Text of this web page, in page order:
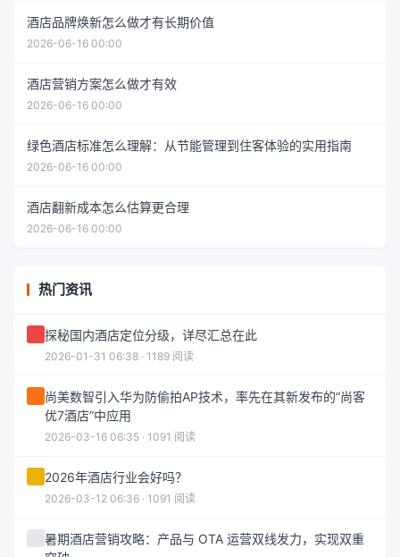
酒店品牌焕新怎么做才有长期价值
2026-06-16 00:00
酒店营销方案怎么做才有效
2026-06-16 00:00
绿色酒店标准怎么理解：从节能管理到住客体验的实用指南
2026-06-16 00:00
酒店翻新成本怎么估算更合理
2026-06-16 00:00
热门资讯
探秘国内酒店定位分级，详尽汇总在此
2026-01-31 06:38 · 1189 阅读
尚美数智引入华为防偷拍AP技术，率先在其新发布的“尚客
优7酒店”中应用
2026-03-16 06:35 · 1091 阅读
2026年酒店行业会好吗？
2026-03-12 06:36 · 1091 阅读
暑期酒店营销攻略：产品与 OTA 运营双线发力，实现双重